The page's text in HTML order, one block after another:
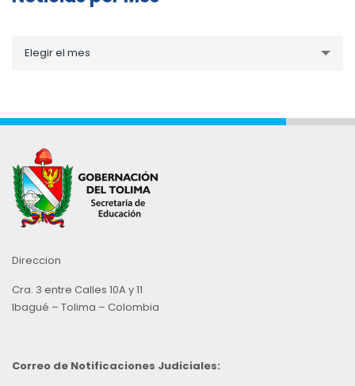
porElegir el mes
Direccion
Cra. 3 entre Calles 10A y 11
Ibagué – Tolima – Colombia
Correo de Notificaciones Judiciales: